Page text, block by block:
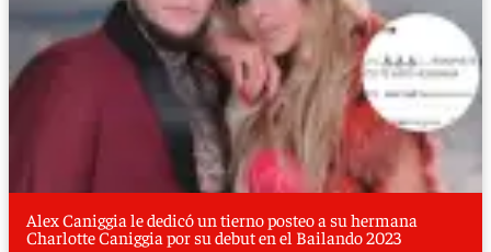
Alex Caniggia le dedicó un tierno posteo a su hermana
Charlotte Caniggia por su debut en el Bailando 2023